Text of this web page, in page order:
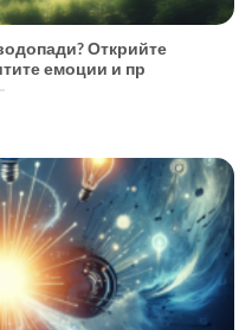
Открийте
емоции и пр